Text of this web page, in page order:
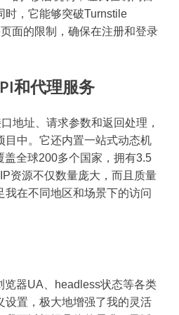
时，它能够突破Turnstile
面的限制，确保在注册和登录
和代理服务
地址、请求参数和返回处理，
目中。它还内置一站式动态机
盖全球200多个国家，拥有3.5
资源不仅数量庞大，而且质量
我在不同地区和场景下的访问
览器UA、headless状态等各类
设置，极大地增强了我的灵活